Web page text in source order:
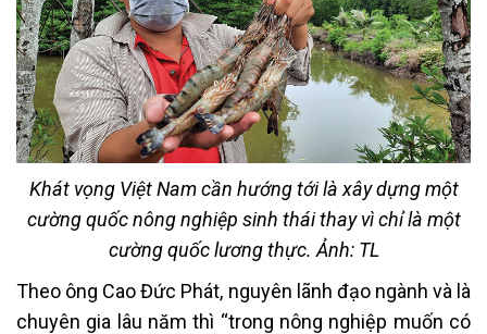
Khát vọng Việt Nam cần hướng tới là xây dựng một
cường quốc nông nghiệp sinh thái thay vì chỉ là một
cường quốc lương thực. Ảnh: TL
Theo ông Cao Đức Phát, nguyên lãnh đạo ngành và là
chuyên gia lâu năm thì “trong nông nghiệp muốn có